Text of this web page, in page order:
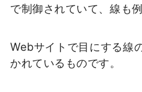
で制御されていて、線も
Webサイトで目にする線
かれているものです。